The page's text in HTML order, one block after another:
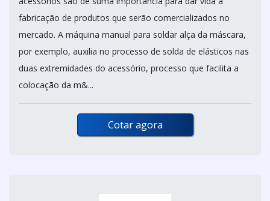
fabricação de produtos que serão comercializados no
mercado. A máquina manual para soldar alça da máscara,
por exemplo, auxilia no processo de solda de elásticos nas
duas extremidades do acessório, processo que facilita a
colocação da m&...
Cotar agora